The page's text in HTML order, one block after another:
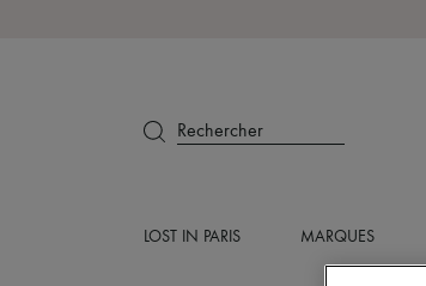
Rechercher
LOST IN PARIS MARQUES